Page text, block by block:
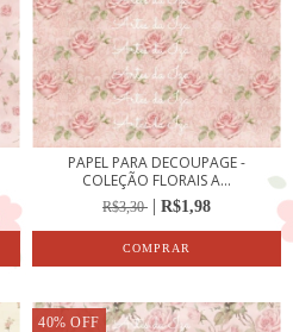
PAPEL PARA DECOUPAGE -
COLEÇÃO FLORAIS A...
R$3,30 R$1,98
40% OFF